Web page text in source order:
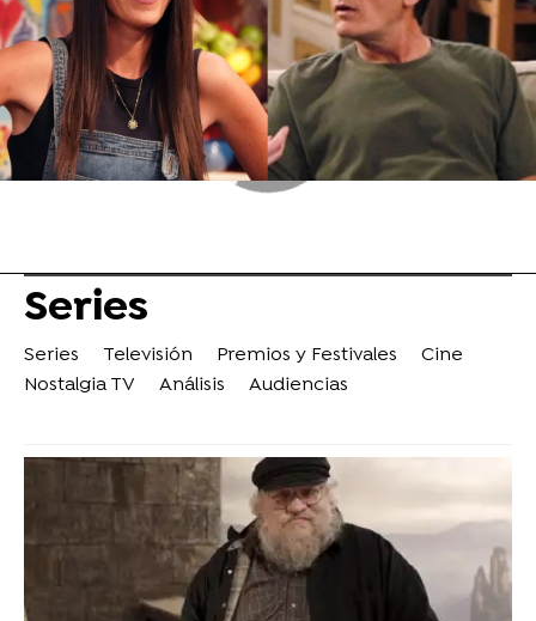
Series
Series Televisión Premios y Festivales
Cine
Nostalgia TV
Análisis Audiencias